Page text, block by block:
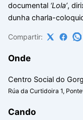
documental ‘Lola’,
dunha charla-
Compartir:
Onde
Centro Social do
Rúa da Curtidoira 1,
Cando